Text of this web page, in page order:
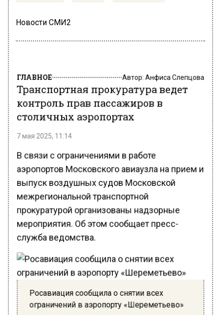
Новости СМИ2
ГЛАВНОЕ Автор: Анфиса Слепцова
Транспортная прокуратура ведет
контроль прав пассажиров в
столичных аэропортах
7 мая 2025, 11:14
В связи с ограничениями в работе
аэропортов Московского авиаузла на прием и
выпуск воздушных судов Московской
межрегиональной транспортной
прокуратурой организованы надзорные
мероприятия. Об этом сообщает пресс-
служба ведомства.
Росавиация сообщила о снятии всех
ограничений в аэропорту «Шереметьево»